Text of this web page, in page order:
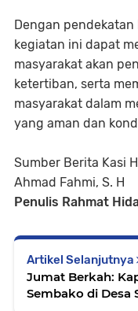
Dengan
kegiatan ini dapat
masyarakat akan
ketertiban, serta
masyarakat dalam
yang aman dan
Sumber Berita Kasi
Ahmad Fahmi, S. H
Penulis Rahmat
Artikel Selanjutnya
Jumat Berkah:
Sembako di Desa